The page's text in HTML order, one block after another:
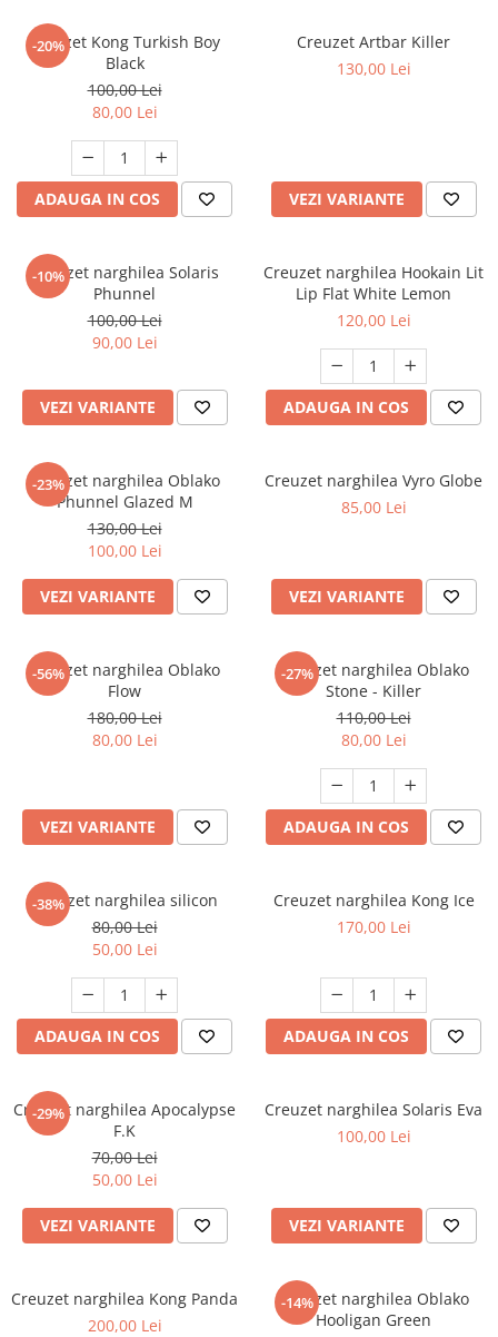
-20%
Creuzet Kong Turkish Boy
Black
100,00 Lei
80,00 Lei
ADAUGA IN COS
Creuzet Artbar Killer
130,00 Lei
VEZI VARIANTE
-10%
Creuzet narghilea Solaris
Phunnel
100,00 Lei
90,00 Lei
VEZI VARIANTE
Creuzet narghilea Hookain Lit
Lip Flat White Lemon
120,00 Lei
ADAUGA IN COS
-23%
Creuzet narghilea Oblako
Phunnel Glazed M
130,00 Lei
100,00 Lei
VEZI VARIANTE
Creuzet narghilea Vyro Globe
85,00 Lei
VEZI VARIANTE
-56%
Creuzet narghilea Oblako
Flow
180,00 Lei
80,00 Lei
VEZI VARIANTE
-27%
Creuzet narghilea Oblako
Stone - Killer
110,00 Lei
80,00 Lei
ADAUGA IN COS
-38%
Creuzet narghilea silicon
80,00 Lei
50,00 Lei
ADAUGA IN COS
Creuzet narghilea Kong Ice
170,00 Lei
ADAUGA IN COS
-29%
Creuzet narghilea Apocalypse
F.K
70,00 Lei
50,00 Lei
VEZI VARIANTE
Creuzet narghilea Solaris Eva
100,00 Lei
VEZI VARIANTE
Creuzet narghilea Kong Panda
200,00 Lei
-14%
Creuzet narghilea Oblako
Hooligan Green